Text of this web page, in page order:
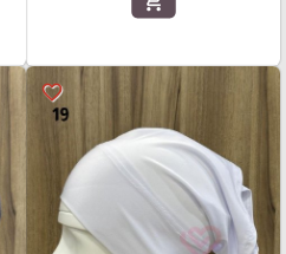
favorite_border